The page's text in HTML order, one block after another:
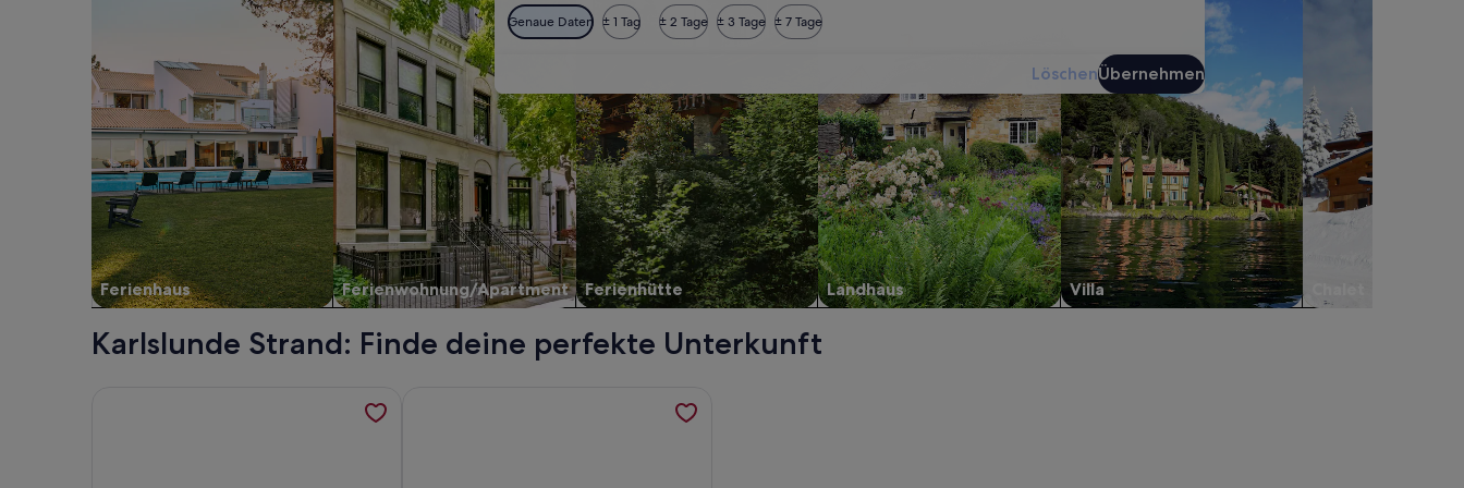
Genaue Daten ± 1 Tag ± 2 Tage ± 3 Tage ± 7 Tage
LöschenÜbernehmen
Ferienhaus Ferienwohnung/Apartment Ferienhütte Landhaus Villa
Karlslunde Strand: Finde deine perfekte Unterkunft